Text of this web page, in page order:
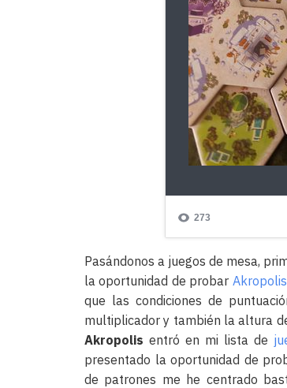
Pasándonos a juegos de mesa,
la oportunidad de probar Akropolis
que las condiciones de
multiplicador y también la altura
Akropolis entró en mi lista de
presentado la oportunidad de
de patrones me he centrado